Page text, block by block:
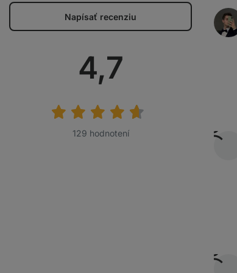
Napísať recenziu
Priemerné
hodnotenie:
4,7
129 hodnotení